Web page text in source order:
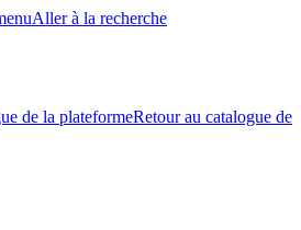
Aller à la recherche
Retour au catalogue de